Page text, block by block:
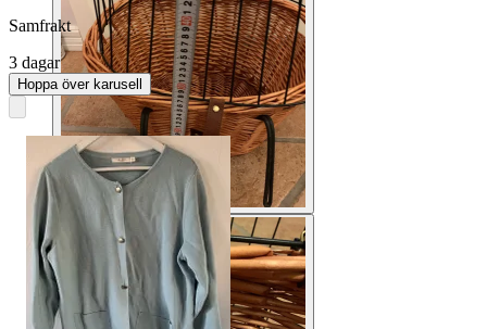
Samfrakt
3 dagar
Hoppa över karusell